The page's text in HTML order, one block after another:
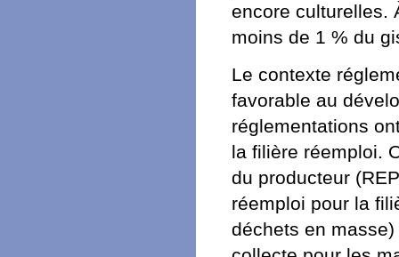
encore culturelles.
moins de 1 % du
Le contexte
favorable au
réglementations
la filière réemploi.
du producteur
réemploi pour la
déchets en